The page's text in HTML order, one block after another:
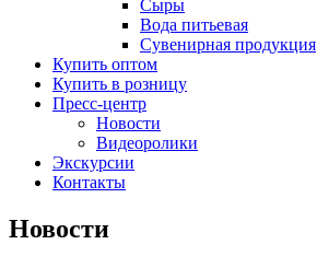
Сыры
Вода питьевая
Сувенирная продукция
Купить оптом
Купить в розницу
Пресс-центр
Новости
Видеоролики
Экскурсии
Контакты
Новости